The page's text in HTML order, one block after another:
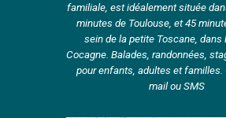
familiale, est idéalement située
minutes de Toulouse, et 45
sein de la petite Toscane, dans
Cocagne. Balades, randonnées,
pour enfants, adultes et familles.
mail ou SMS